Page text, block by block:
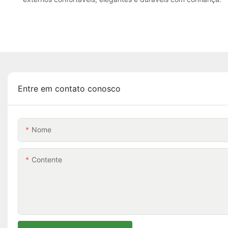
Entre em contato conosco
Nome
Contente